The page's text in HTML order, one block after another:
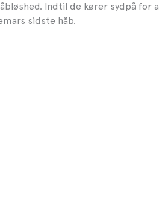
Indtil de kører sydpå for
sidste håb.